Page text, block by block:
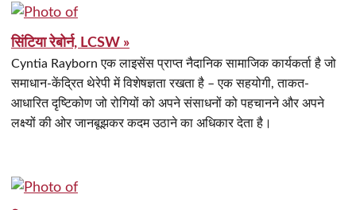
सिंटिया रेबोर्न, LCSW »
Cyntia Rayborn एक लाइसेंस प्राप्त नैदानिक सामाजिक कार्यकर्ता है जो
समाधान-केंद्रित थेरेपी में विशेषज्ञता रखता है – एक सहयोगी, ताकत-
आधारित दृष्टिकोण जो रोगियों को अपने संसाधनों को पहचानने और अपने
लक्ष्यों की ओर जानबूझकर कदम उठाने का अधिकार देता है।